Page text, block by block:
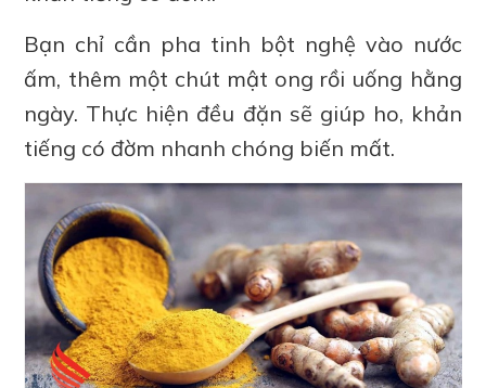
Bạn chỉ cần pha tinh bột nghệ vào nước
ấm, thêm một chút mật ong rồi uống hằng
ngày. Thực hiện đều đặn sẽ giúp ho, khản
tiếng có đờm nhanh chóng biến mất.